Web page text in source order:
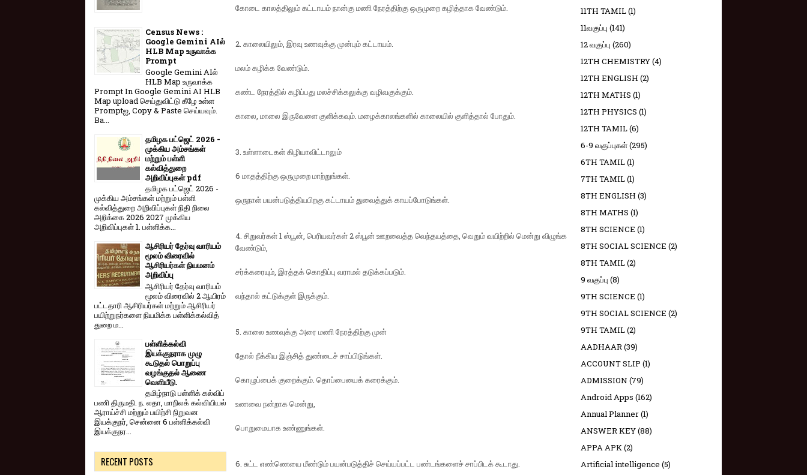
கோடை காலத்திலும் கட்டாயம் நான்கு மணி நேரத்திற்கு ஒருமுறை கழித்தாக வேண்டும்.
2. காலையிலும், இரவு உணவுக்கு முன்பும் கட்டாயம்.
மலம் கழிக்க வேண்டும்.
கண்ட நேரத்தில் கழிப்பது மலச்சிக்கலுக்கு வழிவகுக்கும்.
காலை, மாலை இருவேளை குளிக்கவும். மழைக்காலங்களில் காலையில் குளித்தால் போதும்.
3. உள்ளாடைகள் கிழியாவிட்டாலும்
6 மாதத்திற்கு ஒருமுறை மாற்றுங்கள்.
ஒருநாள் பயன்படுத்தியபிறகு கட்டாயம் துவைத்துக் காயப்போடுங்கள்.
4. சிறுவர்கள் 1 ஸ்பூன், பெரியவர்கள் 2 ஸ்பூன் ஊறவைத்த வெந்தயத்தை, வெறும் வயிற்றில் மென்று விழுங்க
வேண்டும்,
சர்க்கரையும், இரத்தக் கொதிப்பு வராமல் தடுக்கப்படும்.
வந்தால் கட்டுக்குள் இருக்கும்.
5. காலை உணவுக்கு அரை மணி நேரத்திற்கு முன்
தோல் நீக்கிய இஞ்சித் துண்டைச் சாப்பிடுங்கள்.
கொழுப்பைக் குறைக்கும். தொப்பையைக் கரைக்கும்.
உணவை நன்றாக மென்று,
பொறுமையாக உண்ணுங்கள்.
6. சுட்ட எண்ணெயை மீண்டும் பயன்படுத்திச் செய்யப்பட்ட பண்டங்களைச் சாப்பிடக் கூடாது.
Census News :
Google Gemini AIல்
HLB Map உருவாக்க
Prompt
Google Gemini AIல்
HLB Map உருவாக்க
Prompt In Google Gemini AI HLB
Map upload செய்துவிட்டு கீழே உள்ள
Promptஐ, Copy & Paste செய்யவும்.
Ba...
தமிழக பட்ஜெட் 2026 -
முக்கிய அம்சங்கள்
மற்றும் பள்ளி
கல்வித்துறை
அறிவிப்புகள் pdf
தமிழக பட்ஜெட் 2026 -
முக்கிய அம்சங்கள் மற்றும் பள்ளி
கல்வித்துறை அறிவிப்புகள் நிதி நிலை
அறிக்கை 2026 2027 முக்கிய
அறிவிப்புகள் 1. பள்ளிக்க...
ஆசிரியர் தேர்வு வாரியம்
மூலம் விரைவில்
ஆசிரியர்கள் நியமனம்
அறிவிப்பு
ஆசிரியர் தேர்வு வாரி​யம்
மூலம் விரை​வில் 2 ஆயிரம்
பட்​ட​தாரி ஆசிரியர்​கள் மற்​றும் ஆசிரியர்
பயிற்றுநர்​களை நியமிக்க பள்​ளிக்​கல்​வித்​
துறை ம...
பள்ளிக்கல்வி
இயக்குநராக முழு
கூடுதல் பொறுப்பு
வழங்குதல் ஆணை
வெளியீடு.
தமிழ்நாடு பள்ளிக் கல்விப்
பணி திருமதி. ந. லதா, மாநிலக் கல்வியியல்
ஆராய்ச்சி மற்றும் பயிற்சி நிறுவன
இயக்குநர், சென்னை 6 பள்ளிக்கல்வி
இயக்குநர...
RECENT POSTS
11TH TAMIL(1)
11வகுப்பு (141)
12 வகுப்பு (260)
12TH CHEMISTRY(4)
12TH ENGLISH (2)
12TH MATHS (1)
12TH PHYSICS (1)
12TH TAMIL(6)
6-9 வகுப்புகள்(295)
6TH TAMIL(1)
7TH TAMIL(1)
8TH ENGLISH (3)
8TH MATHS (1)
8TH SCIENCE (1)
8TH SOCIAL SCIENCE (2)
8TH TAMIL(2)
9 வகுப்பு (8)
9TH SCIENCE (1)
9TH SOCIAL SCIENCE (2)
9TH TAMIL(2)
AADHAAR(39)
ACCOUNT SLIP (1)
ADMISSION (79)
Android Apps (162)
Annual Planner(1)
ANSWER KEY(88)
APPA APK(2)
Artificial intelligence (5)